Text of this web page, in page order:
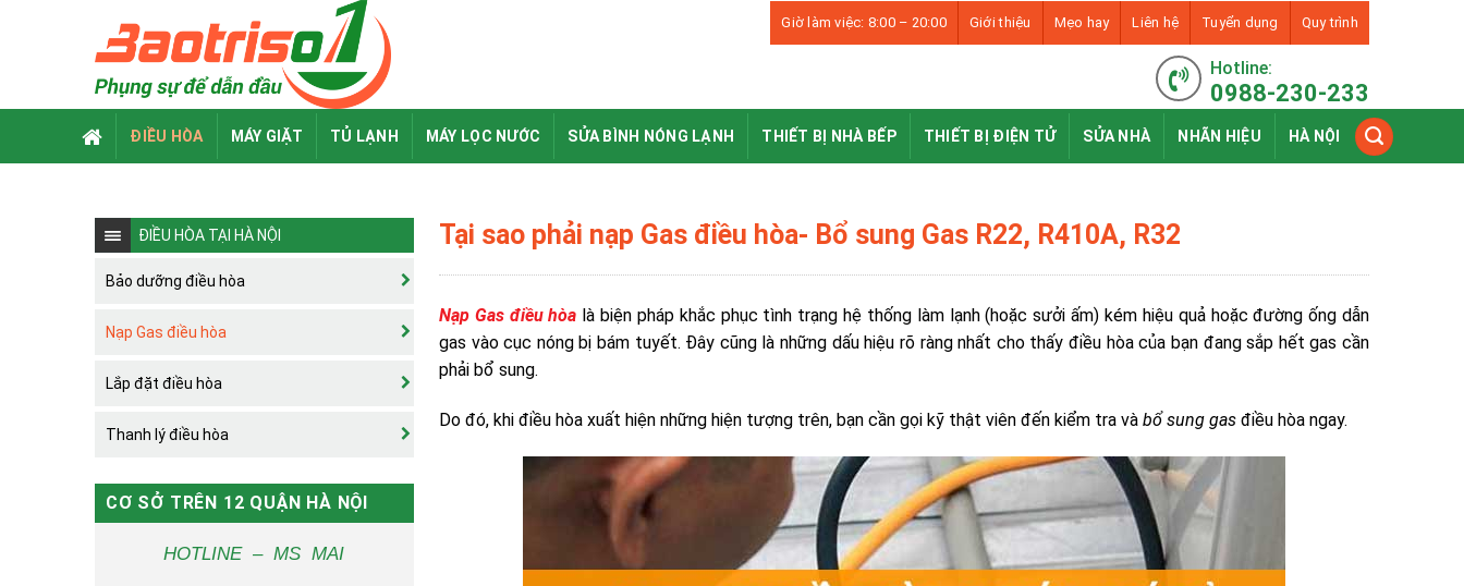
Giờ làm việc: 8:00 – 20:00 Giới thiệu Mẹo hay Liên hệ Tuyển dụng Quy trình
Hotline:
0988-230-233
ĐIỀU HÒA MÁY GIẶT TỦ LẠNH MÁY LỌC NƯỚC SỬA BÌNH NÓNG LẠNH THIẾT BỊ NHÀ BẾP THIẾT BỊ ĐIỆN TỬ SỬA NHÀ NHÃN HIỆU HÀ NỘI
ĐIỀU HÒA TẠI HÀ NỘI
Bảo dưỡng điều hòa
Nạp Gas điều hòa
Lắp đặt điều hòa
Thanh lý điều hòa
CƠ SỞ TRÊN 12 QUẬN HÀ NỘI
HOTLINE – MS MAI
Tại sao phải nạp Gas điều hòa- Bổ sung Gas R22, R410A, R32
Nạp Gas điều hòa là biện pháp khắc phục tình trạng hệ thống làmlạnh (hoặc sưởi ấm) kém hiệu quả hoặc đường ống dẫn
gas vào cục nóng bị bám tuyết. Đây cũng là những dấu hiệu rõ ràng nhất cho thấy điều hòa của bạn đang sắp hết gas cần
phải bổ sung.
Do đó, khi điều hòa xuất hiện những hiện tượng trên, bạn cần gọi kỹ thật viên đến kiểm tra và bổ sung gasđiều hòa ngay.